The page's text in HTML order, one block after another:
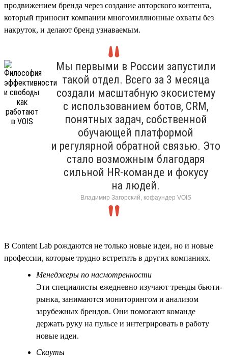
продвижением бренда через создание авторского контента,
который приносит компании многомиллионные охваты без
накруток, и делают бренд узнаваемым.
Мы первыми в России запустили
такой отдел. Всего за 3 месяца
создали масштабную экосистему
с использованием ботов, CRM,
понятных задач, собственной
обучающей платформой
и регулярной обратной связью. Это
стало возможным благодаря
сильной HR-команде и фокусу
на людей.
Владимир Загорский, кофаундер VOIS
В Content Lab рождаются не только новые идеи, но и новые
профессии, которые трудно встретить в других компаниях.
Менеджеры по насмотренности
Эти специалисты ежедневно изучают тренды бьюти-
рынка, занимаются мониторингом и анализом
зарубежных брендов. Они помогают команде
держать руку на пульсе и интегрировать в работу
новые идеи.
Скауты